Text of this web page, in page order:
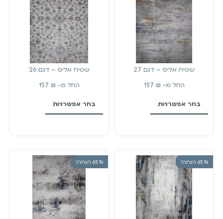
שטיח אליס – דגם 27
החל מ-
157 ₪
בחר אפשרויות
שטיח אליס – דגם 26
החל מ-
157 ₪
בחר אפשרויות
% 65 הנחה! % 65 הנחה!